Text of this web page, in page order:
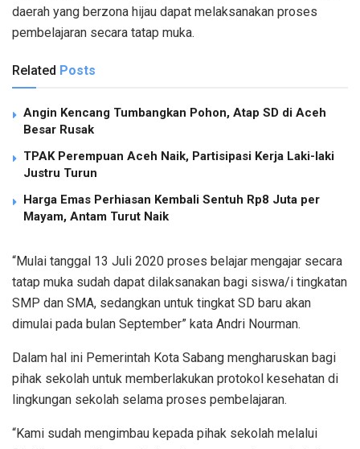
daerah yang berzona hijau dapat melaksanakan proses
pembelajaran secara tatap muka.
Related Posts
Angin Kencang Tumbangkan Pohon, Atap SD di Aceh
Besar Rusak
TPAK Perempuan Aceh Naik, Partisipasi Kerja Laki-laki
Justru Turun
Harga Emas Perhiasan Kembali Sentuh Rp8 Juta per
Mayam, Antam Turut Naik
“Mulai tanggal 13 Juli 2020 proses belajar mengajar secara
tatap muka sudah dapat dilaksanakan bagi siswa/i tingkatan
SMP dan SMA, sedangkan untuk tingkat SD baru akan
dimulai pada bulan September” kata Andri Nourman.
Dalam hal ini Pemerintah Kota Sabang mengharuskan bagi
pihak sekolah untuk memberlakukan protokol kesehatan di
lingkungan sekolah selama proses pembelajaran.
“Kami sudah mengimbau kepada pihak sekolah melalui